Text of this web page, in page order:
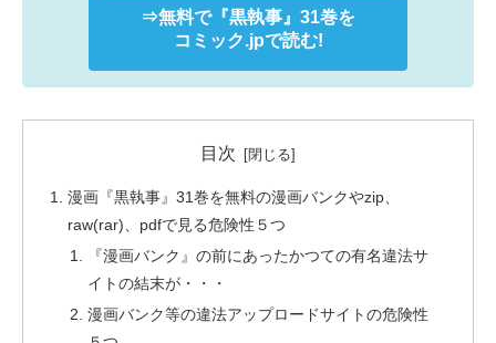
⇒無料で『黒執事』 31巻を
コミック.jpで読む!
目次
漫画『黒執事』31巻を無料の漫画バンクやzip、
raw(rar)、pdfで見る危険性５つ
『漫画バンク』の前にあったかつての有名違法サ
イトの結末が・・・
漫画バンク等の違法アップロードサイトの危険性